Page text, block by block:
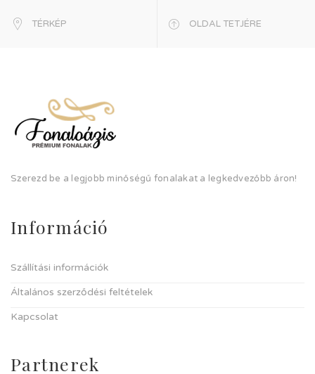
TÉRKÉP OLDAL TETJÉRE
Szerezd be a legjobb minőségű fonalakat a legkedvezőbb áron!
Információ
Szállítási információk
Általános szerződési feltételek
Kapcsolat
Partnerek